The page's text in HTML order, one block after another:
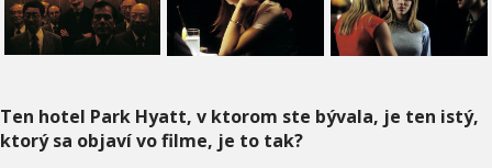
Ten hotel Park Hyatt, v ktorom ste bývala, je ten istý,
ktorý sa objaví vo filme, je to tak?